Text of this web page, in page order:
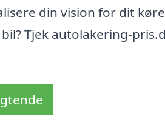
din vision for dit
Tjek autolakering-